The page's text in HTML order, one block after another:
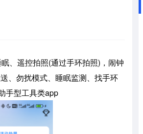
、遥控拍照(通过手环拍照)，闹钟
、勿扰模式、睡眠监测、找手环
手型工具类app